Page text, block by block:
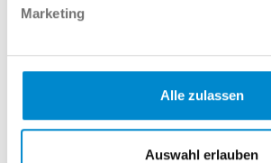
Marketing
Alle zulassen
Auswahl erlauben
Nachricht